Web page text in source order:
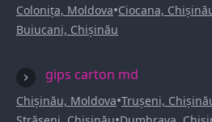
Colonița, Moldova•Ciocana,
Buiucani, Chișinău
gips carton md
Chișinău, Moldova•Trușeni,